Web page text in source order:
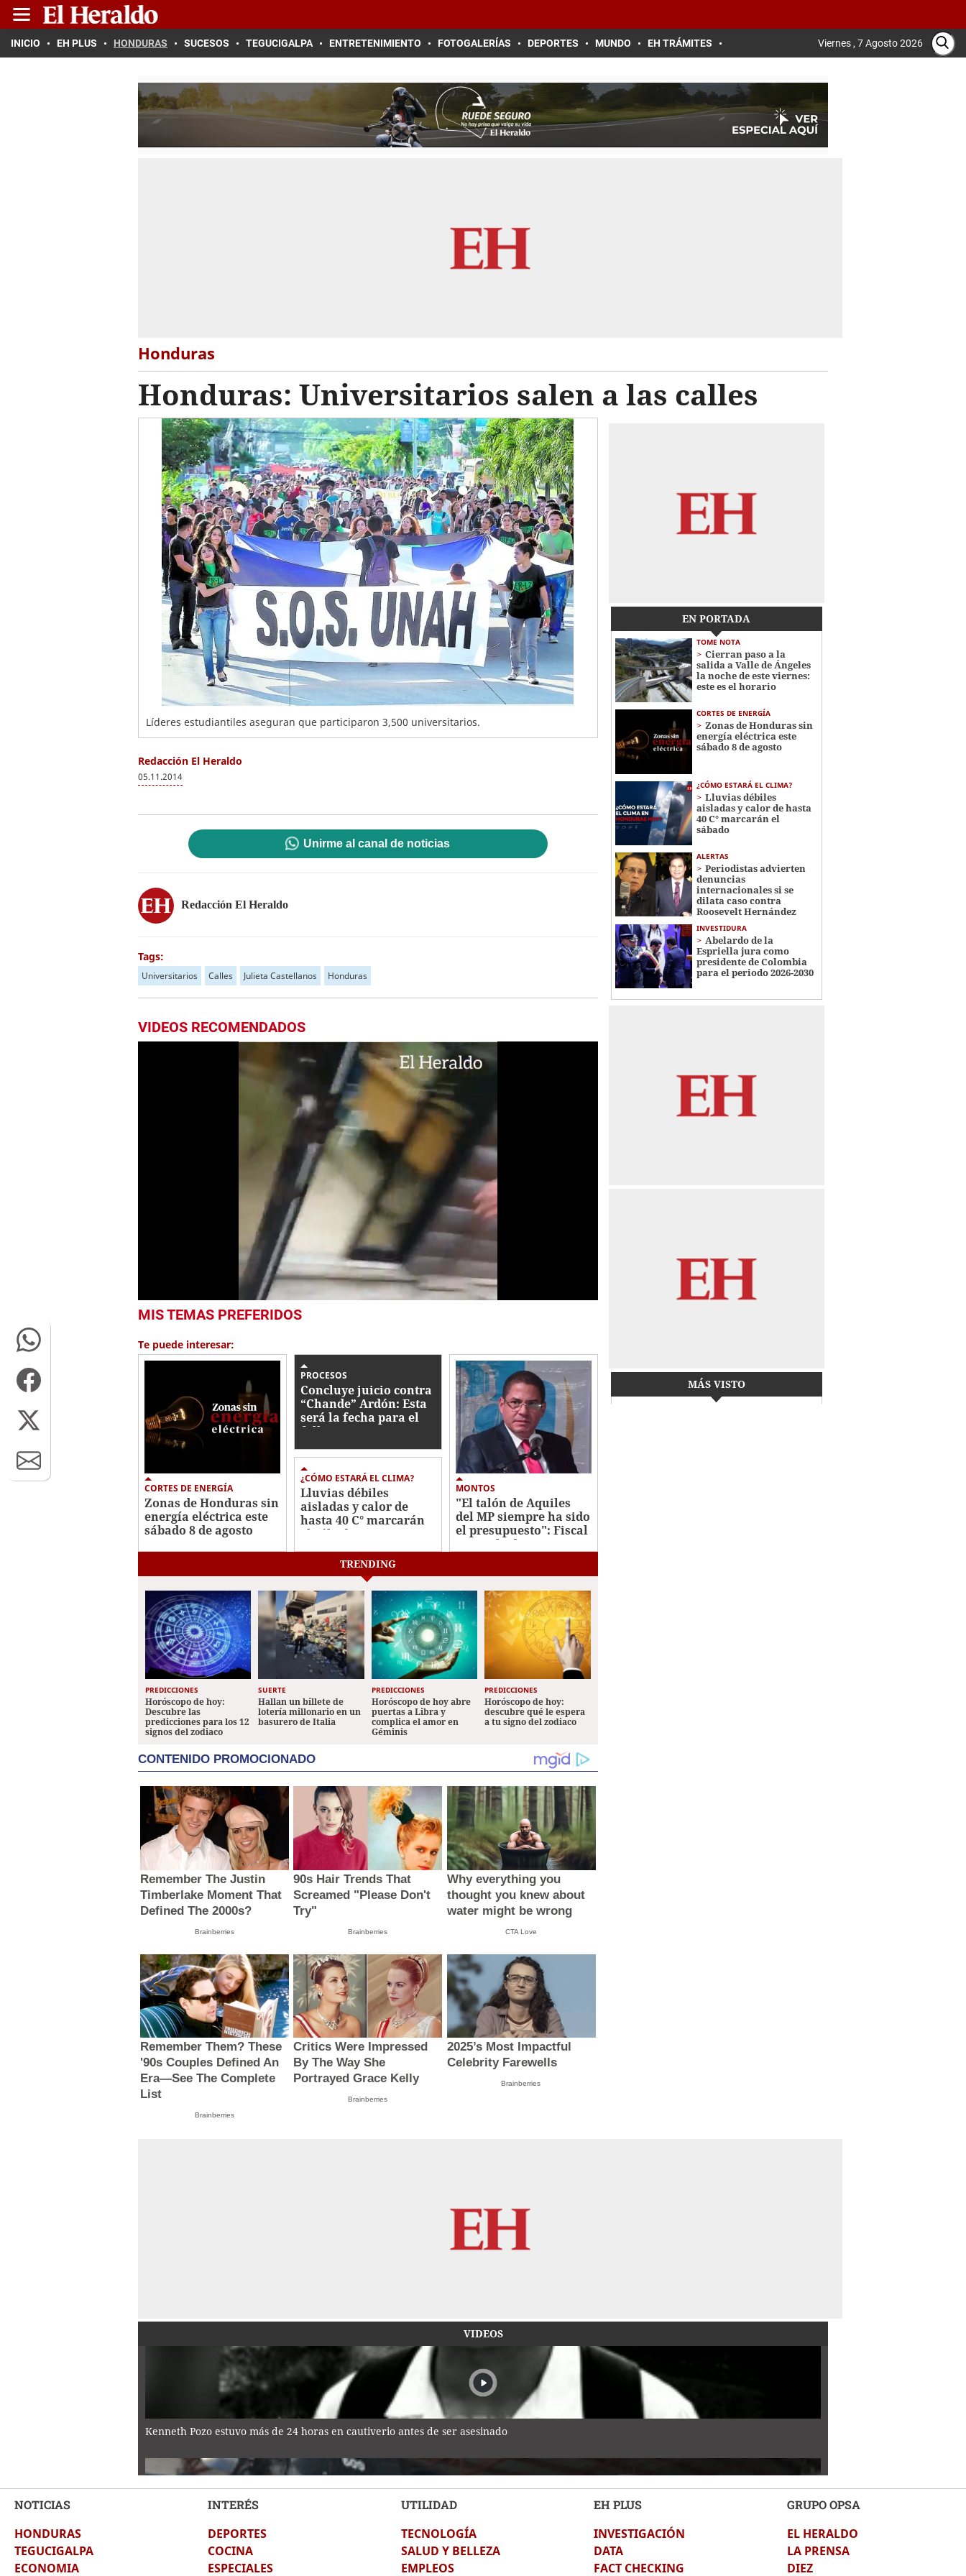
INICIO EH PLUS HONDURAS SUCESOS TEGUCIGALPA ENTRETENIMIENTO FOTOGALERÍAS DEPORTES MUNDO EH TRÁMITES Viernes , 7 Agosto 2026
Honduras
Honduras: Universitarios salen a las calles
Líderes estudiantiles aseguran que participaron 3,500 universitarios.
Redacción El Heraldo
05.11.2014
Unirme al canal de noticias
Redacción El Heraldo
Tags:
Universitarios Calles Julieta Castellanos Honduras
VIDEOS RECOMENDADOS
second
37
secondsVolume
0%
MIS TEMAS PREFERIDOS
Te puede interesar:
CORTES DE ENERGÍA
Zonas de Honduras sin
energía eléctrica este
sábado 8 de agosto
PROCESOS
Concluye juicio contra
“Chande” Ardón: Esta
será la fecha para el
fallo
¿CÓMO ESTARÁ EL CLIMA?
Lluvias débiles
aisladas y calor de
hasta 40 C° marcarán
el sábado
MONTOS
"El talón de Aquiles
del MP siempre ha sido
el presupuesto": Fiscal
general adjunto
EN PORTADA
TOME NOTA
Cierran paso a la
salida a Valle de Ángeles
la noche de este viernes:
este es el horario
CORTES DE ENERGÍA
Zonas de Honduras sin
energía eléctrica este
sábado 8 de agosto
¿CÓMO ESTARÁ EL CLIMA?
Lluvias débiles
aisladas y calor de hasta
40 C° marcarán el
sábado
ALERTAS
Periodistas advierten
denuncias
internacionales si se
dilata caso contra
Roosevelt Hernández
INVESTIDURA
Abelardo de la
Espriella jura como
presidente de Colombia
para el periodo 2026-2030
MÁS VISTO
TRENDING
PREDICCIONES
Horóscopo de hoy:
Descubre las
predicciones para los 12
signos del zodiaco
SUERTE
Hallan un billete de
lotería millonario en un
basurero de Italia
PREDICCIONES
Horóscopo de hoy abre
puertas a Libra y
complica el amor en
Géminis
PREDICCIONES
Horóscopo de hoy:
descubre qué le espera
a tu signo del zodiaco
CONTENIDO PROMOCIONADO
Remember The Justin
Timberlake Moment That
Defined The 2000s?
Brainberries
90s Hair Trends That
Screamed "Please Don't
Try"
Brainberries
Why everything you
thought you knew about
water might be wrong
CTA Love
Remember Them? These
'90s Couples Defined An
Era—See The Complete
List
Brainberries
Critics Were Impressed
By The Way She
Portrayed Grace Kelly
Brainberries
2025’s Most Impactful
Celebrity Farewells
Brainberries
VIDEOS
Kenneth Pozo estuvo más de 24 horas en cautiverio antes de ser asesinado
La verdadera historia detrás de la Guerra de 1969: el mito de la "Guerra del Fútbol"
NOTICIAS
HONDURAS
TEGUCIGALPA
ECONOMIA
INTERÉS
DEPORTES
COCINA
ESPECIALES
UTILIDAD
TECNOLOGÍA
SALUD Y BELLEZA
EMPLEOS
EH PLUS
INVESTIGACIÓN
DATA
FACT CHECKING
GRUPO OPSA
EL HERALDO
LA PRENSA
DIEZ